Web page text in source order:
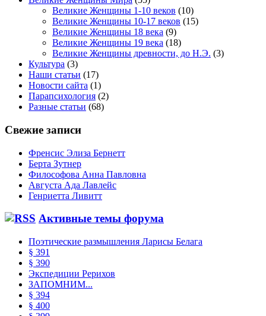
Великие Женщины 1-10 веков (10)
Великие Женщины 10-17 веков (15)
Великие Женщины 18 века (9)
Великие Женщины 19 века (18)
Великие Женщины древности, до Н.Э. (3)
Культура (3)
Наши статьи (17)
Новости сайта (1)
Парапсихология (2)
Разные статьи (68)
Свежие записи
Френсис Элиза Бернетт
Берта Зутнер
Философова Анна Павловна
Августа Ада Лавлейс
Генриетта Ливитт
Активные темы форума
Поэтические размышления Ларисы Белага
§ 391
§ 390
Экспедиции Рерихов
ЗАПОМНИМ...
§ 394
§ 400